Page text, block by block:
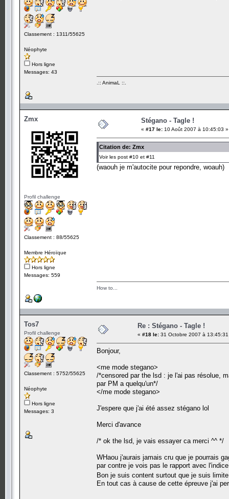
Classement : 1311/55625
Néophyte
Hors ligne
Messages: 43
.:: AnimaL ::.
Zmx
Profil challenge
Classement : 88/55625
Membre Héroïque
Hors ligne
Messages: 559
Stégano - Tagle !
« #17 le: 10 Août 2007 à 10:45:03 »
Citation de: Zmx
Voir les post #10 et #11
(waouh je m'autocite pour repondre, woauh)
How to...
Tos7
Profil challenge
Classement : 5752/55625
Néophyte
Hors ligne
Messages: 3
Re : Stégano - Tagle !
« #18 le: 31 Octobre 2007 à
Bonjour,
<me mode stegano>
/*censored par the lsd : je l'ai pas résolue,
par PM a quelqu'un*/
</me mode stegano>
J'espere que j'ai été assez stégano lol
Merci d'avance
/* ok the lsd, je vais essayer ca merci ^^ */
WHaou j'aurais jamais cru que je pourrais
par contre je vois pas le rapport avec
Bon je suis content surtout que je suis
En tout cas à cause de cette épreuve j'ai